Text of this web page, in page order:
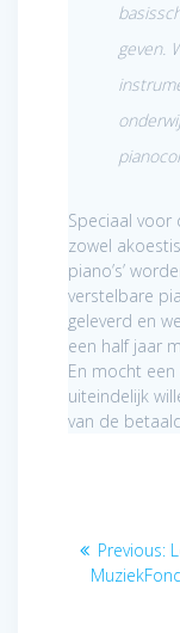
geven.
Speciaal voor
zowel
piano’s’
verstelbare
geleverd en
een half jaar
En mocht
uiteindelijk
van de
Previous: